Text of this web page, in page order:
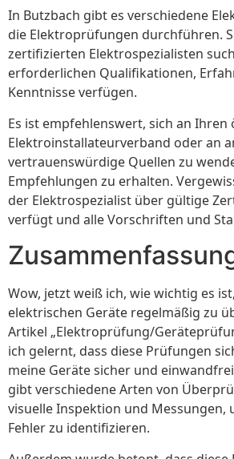
In Butzbach gibt es verschiedene
die Elektroprüfungen durchführen.
zertifizierten Elektrospezialisten
erforderlichen Qualifikationen,
Kenntnisse verfügen.
Es ist empfehlenswert, sich an Ihren
Elektroinstallateurverband oder an
vertrauenswürdige Quellen zu
Empfehlungen zu erhalten.
der Elektrospezialist über gültige
verfügt und alle Vorschriften und
Wow, jetzt weiß ich, wie wichtig es
elektrischen Geräte regelmäßig zu
Artikel „Elektroprüfung/
ich gelernt, dass diese Prüfungen
meine Geräte sicher und
gibt verschiedene Arten von
visuelle Inspektion und Messungen,
Fehler zu identifizieren.